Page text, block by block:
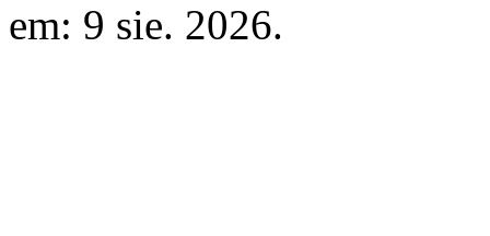
em: 9 sie. 2026.